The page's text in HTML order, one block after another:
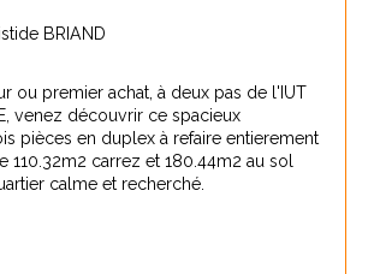
BRIAND
ou premier achat, à deux pas de l'IUT
venez découvrir ce spacieux
pièces en duplex à refaire entierement
110.32m2 carrez et 180.44m2 au sol
calme et recherché.